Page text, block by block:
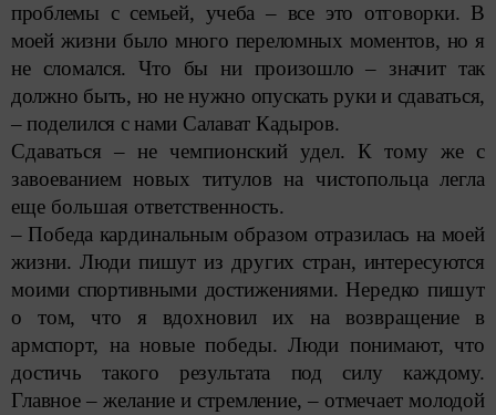
проблемы с семьей, учеба – все это отговорки. В
моей жизни было много переломных моментов, но я
не сломался. Что бы ни произошло – значит так
должно быть, но не нужно опускать руки и сдаваться,
– поделился с нами Салават Кадыров.
Сдаваться – не чемпионский удел. К тому же с
завоеванием новых титулов на чистопольца легла
еще большая ответственность.
– Победа кардинальным образом отразилась на моей
жизни. Люди пишут из других стран, интересуют­ся
моими спортивными достижениями. Нередко пишут
о том, что я вдохновил их на возвращение в
армспорт, на новые победы. Люди понимают, что
достичь такого результата под силу каждому.
Главное – желание и стремление, – отмечает молодой